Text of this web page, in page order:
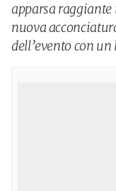
apparsa raggiante
nuova
dell’evento con